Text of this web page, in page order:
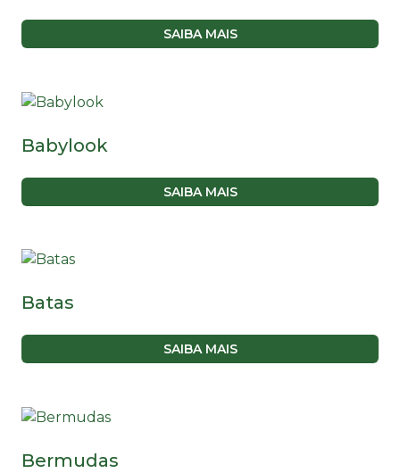
SAIBA MAIS
Babylook
SAIBA MAIS
Batas
SAIBA MAIS
Bermudas